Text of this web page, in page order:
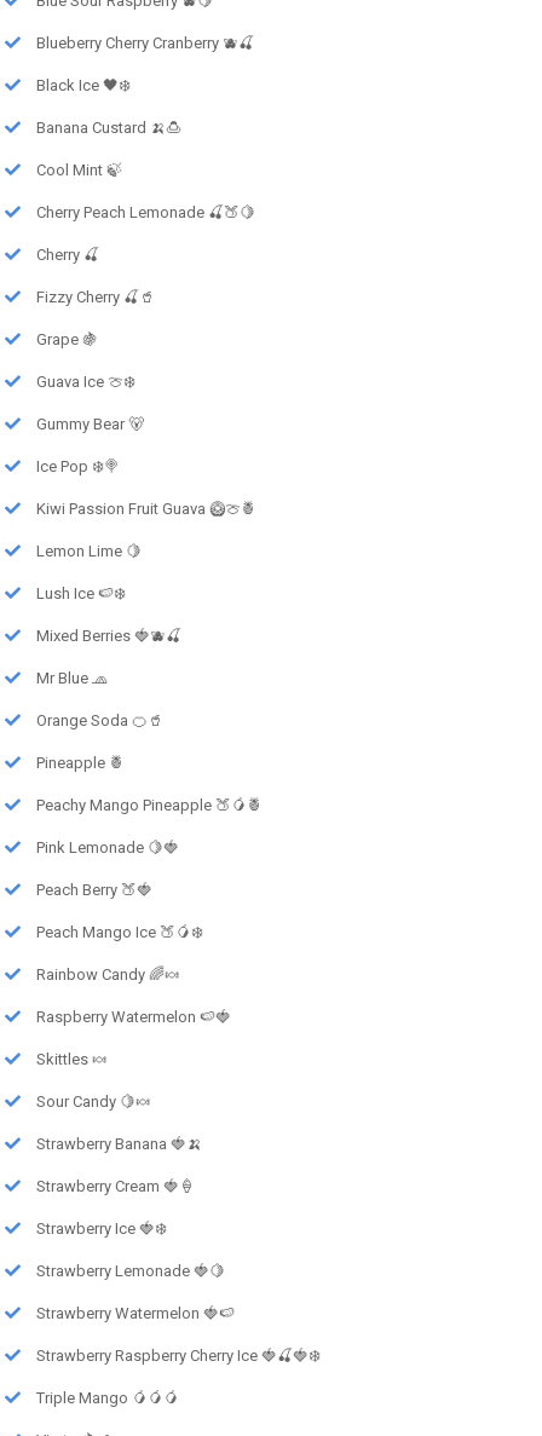
Blueberry Cherry Cranberry 🫐🍒
Black Ice 🖤❄️
Banana Custard 🍌🍮
Cool Mint 🍃
Cherry Peach Lemonade 🍒🍑🍋
Cherry 🍒
Fizzy Cherry 🍒🥤
Grape 🍇
Guava Ice 🍈❄️
Gummy Bear 🐻
Ice Pop ❄️🍭
Kiwi Passion Fruit Guava 🥝🍈🍍
Lemon Lime 🍋
Lush Ice 🍉❄️
Mixed Berries 🍓🫐🍒
Mr Blue 🧢
Orange Soda 🍊🥤
Pineapple 🍍
Peachy Mango Pineapple 🍑🥭🍍
Pink Lemonade 🍋🍓
Peach Berry 🍑🍓
Peach Mango Ice 🍑🥭❄️
Rainbow Candy 🌈🍬
Raspberry Watermelon 🍉🍓
Skittles 🍬
Sour Candy 🍋🍬
Strawberry Banana 🍓🍌
Strawberry Cream 🍓🍦
Strawberry Ice 🍓❄️
Strawberry Lemonade 🍓🍋
Strawberry Watermelon 🍓🍉
Strawberry Raspberry Cherry Ice 🍓🍒🍓❄️
Triple Mango 🥭🥭🥭